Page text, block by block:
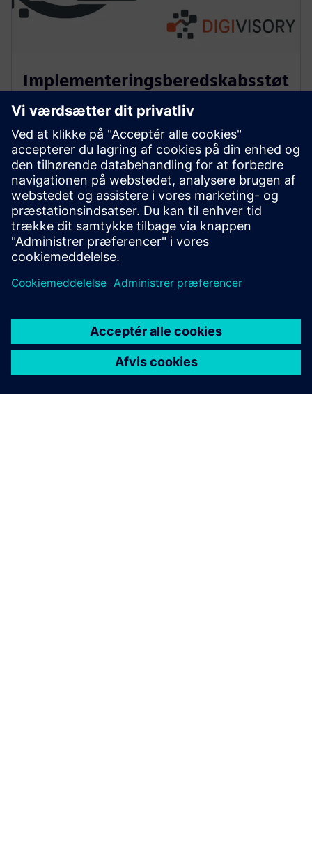
Implementeringsberedskabsstøt
te
Vi definerer klare løsningsomfang, leveringsmetoder
og interessentansvar for at sikre en vellykket
udførelse. Dette omfatter forandringsberedskab,
intern kapacitetsopbygning og support til
leverandørengagement eller indkøbsprocesser.